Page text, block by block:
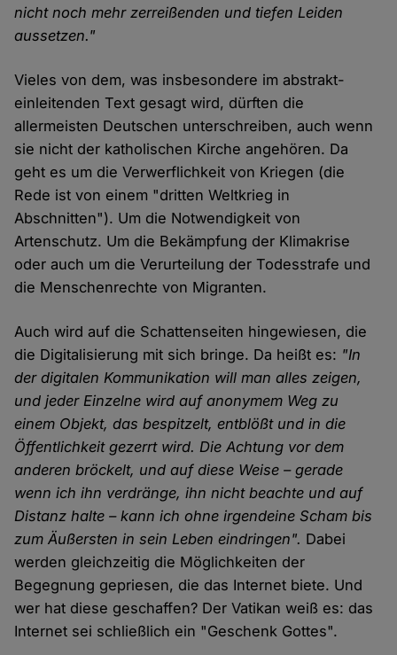
nicht noch mehr zerreißenden und tiefen Leiden
aussetzen."
Vieles von dem, was insbesondere im abstrakt-
einleitenden Text gesagt wird, dürften die
allermeisten Deutschen unterschreiben, auch wenn
sie nicht der katholischen Kirche angehören. Da
geht es um die Verwerflichkeit von Kriegen (die
Rede ist von einem "dritten Weltkrieg in
Abschnitten"). Um die Notwendigkeit von
Artenschutz. Um die Bekämpfung der Klimakrise
oder auch um die Verurteilung der Todesstrafe und
die Menschenrechte von Migranten.
Auch wird auf die Schattenseiten hingewiesen, die
die Digitalisierung mit sich bringe. Da heißt es: "In
der digitalen Kommunikation will man alles zeigen,
und jeder Einzelne wird auf anonymem Weg zu
einem Objekt, das bespitzelt, entblößt und in die
Öffentlichkeit gezerrt wird. Die Achtung vor dem
anderen bröckelt, und auf diese Weise – gerade
wenn ich ihn verdränge, ihn nicht beachte und auf
Distanz halte – kann ich ohne irgendeine Scham bis
zum Äußersten in sein Leben eindringen". Dabei
werden gleichzeitig die Möglichkeiten der
Begegnung gepriesen, die das Internet biete. Und
wer hat diese geschaffen? Der Vatikan weiß es: das
Internet sei schließlich ein "Geschenk Gottes".